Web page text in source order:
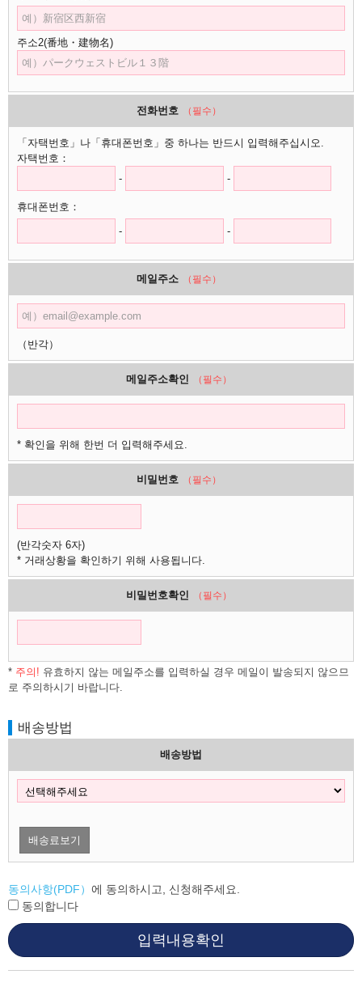
주소2(番地・建物名)
전화번호 （필수）
「자택번호」나「휴대폰번호」중 하나는 반드시 입력해주십시오.
자택번호：
-
-
휴대폰번호：
-
-
메일주소 （필수）
（반각）
메일주소확인 （필수）
* 확인을 위해 한번 더 입력해주세요.
비밀번호 （필수）
(반각숫자 6자)
* 거래상황을 확인하기 위해 사용됩니다.
비밀번호확인 （필수）
* 주의! 유효하지 않는 메일주소를 입력하실 경우 메일이 발송되지 않으므
로 주의하시기 바랍니다.
배송방법
배송방법
배송료보기
동의사항(PDF） 에 동의하시고, 신청해주세요.
동의합니다
입력내용확인